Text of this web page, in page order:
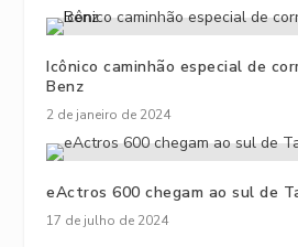
Icônico caminhão especial de
Benz
2 de janeiro de 2024
eActros 600 chegam ao sul de
17 de julho de 2024